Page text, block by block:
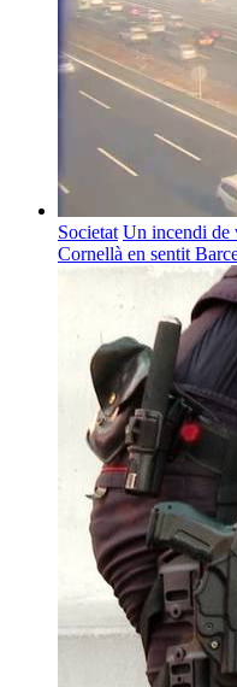
Societat Un incendi de
Cornellà en sentit